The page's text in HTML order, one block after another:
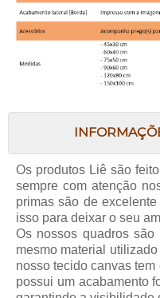
Os produtos Liê são
sempre com atenção
primas são de
isso para deixar o seu
Os nossos quadros
mesmo material
nosso tecido canvas
possui um acabamento